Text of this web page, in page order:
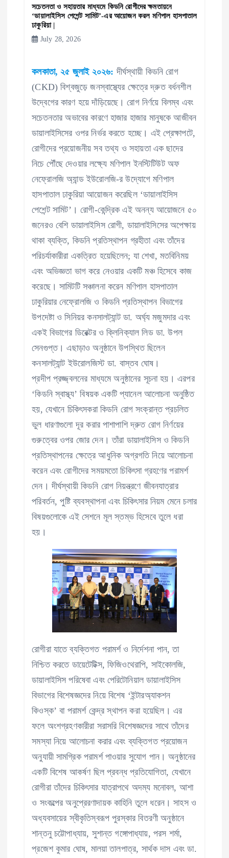
সচেতনতা ও সহায়তার মাধ্যমে কিডনি রোগীদের ক্ষমতায়নে
‘ডায়ালাইসিস পেশেন্ট সামিট’-এর আয়োজন করল মণিপাল হাসপাতাল
ঢাকুরিয়া |
July 28, 2026
কলকাতা, ২৫ জুলাই ২০২৬: দীর্ঘস্থায়ী কিডনি রোগ
(CKD) বিশ্বজুড়ে জনস্বাস্থ্যের ক্ষেত্রে দ্রুত বর্ধনশীল
উদ্বেগের কারণ হয়ে দাঁড়িয়েছে। রোগ নির্ণয়ে বিলম্ব এবং
সচেতনতার অভাবের কারণে হাজার হাজার মানুষকে আজীবন
ডায়ালাইসিসের ওপর নির্ভর করতে হচ্ছে। এই প্রেক্ষাপটে,
রোগীদের প্রয়োজনীয় সব তথ্য ও সহায়তা এক ছাদের
নিচে পৌঁছে দেওয়ার লক্ষ্যে মণিপাল ইনস্টিটিউট অফ
নেফ্রোলজি অ্যান্ড ইউরোলজি-র উদ্যোগে মণিপাল
হাসপাতাল ঢাকুরিয়া আয়োজন করেছিল ‘ডায়ালাইসিস
পেশেন্ট সামিট’। রোগী-কেন্দ্রিক এই অনন্য আয়োজনে ৫০
জনেরও বেশি ডায়ালাইসিস রোগী, ডায়ালাইসিসের অপেক্ষায়
থাকা ব্যক্তি, কিডনি প্রতিস্থাপন গ্রহীতা এবং তাঁদের
পরিচর্যাকারীরা একত্রিত হয়েছিলেন; যা শেখা, মতবিনিময়
এবং অভিজ্ঞতা ভাগ করে নেওয়ার একটি মঞ্চ হিসেবে কাজ
করেছে। সামিটটি সঞ্চালনা করেন মণিপাল হাসপাতাল
ঢাকুরিয়ার নেফ্রোলজি ও কিডনি প্রতিস্থাপন বিভাগের
উপদেষ্টা ও সিনিয়র কনসালট্যান্ট ডা. অর্ঘ্য মজুমদার এবং
একই বিভাগের ডিরেক্টর ও ক্লিনিক্যাল লিড ডা. উপল
সেনগুপ্ত। এছাড়াও অনুষ্ঠানে উপস্থিত ছিলেন
কনসালট্যান্ট ইউরোলজিস্ট ডা. বাস্তব ঘোষ।
প্রদীপ প্রজ্জ্বলনের মাধ্যমে অনুষ্ঠানের সূচনা হয়। এরপর
‘কিডনি স্বাস্থ্য’ বিষয়ক একটি প্যানেল আলোচনা অনুষ্ঠিত
হয়, যেখানে চিকিৎসকরা কিডনি রোগ সংক্রান্ত প্রচলিত
ভুল ধারণাগুলো দূর করার পাশাপাশি দ্রুত রোগ নির্ণয়ের
গুরুত্বের ওপর জোর দেন। তাঁরা ডায়ালাইসিস ও কিডনি
প্রতিস্থাপনের ক্ষেত্রে আধুনিক অগ্রগতি নিয়ে আলোচনা
করেন এবং রোগীদের সময়মতো চিকিৎসা গ্রহণের পরামর্শ
দেন। দীর্ঘস্থায়ী কিডনি রোগ নিয়ন্ত্রণে জীবনযাত্রার
পরিবর্তন, পুষ্টি ব্যবস্থাপনা এবং চিকিৎসার নিয়ম মেনে চলার
বিষয়গুলোকে এই সেশনে মূল স্তম্ভ হিসেবে তুলে ধরা
হয়।
রোগীরা যাতে ব্যক্তিগত পরামর্শ ও নির্দেশনা পান, তা
নিশ্চিত করতে ডায়েটেটিক্স, ফিজিওথেরাপি, সাইকোলজি,
ডায়ালাইসিস পরিষেবা এবং পেরিটোনিয়াল ডায়ালাইসিস
বিভাগের বিশেষজ্ঞদের নিয়ে বিশেষ ‘ইন্টারঅ্যাকশন
কিওস্ক’ বা পরামর্শ কেন্দ্র স্থাপন করা হয়েছিল। এর
ফলে অংশগ্রহণকারীরা সরাসরি বিশেষজ্ঞদের সাথে তাঁদের
সমস্যা নিয়ে আলোচনা করার এবং ব্যক্তিগত প্রয়োজন
অনুযায়ী সামগ্রিক পরামর্শ পাওয়ার সুযোগ পান। অনুষ্ঠানের
একটি বিশেষ আকর্ষণ ছিল প্রবন্ধ প্রতিযোগিতা, যেখানে
রোগীরা তাঁদের চিকিৎসার যাত্রাপথে অদম্য মনোবল, আশা
ও সংকল্পের অনুপ্রেরণাদায়ক কাহিনি তুলে ধরেন। সাহস ও
অধ্যবসায়ের স্বীকৃতিস্বরূপ পুরস্কার বিতরণী অনুষ্ঠানে
শান্তনু চট্টোপাধ্যায়, সুশান্ত গঙ্গোপাধ্যায়, পরস শর্মা,
প্রজেশ কুমার ঘোষ, মালয়া তালপাত্র, সার্থক দাস এবং ডা.